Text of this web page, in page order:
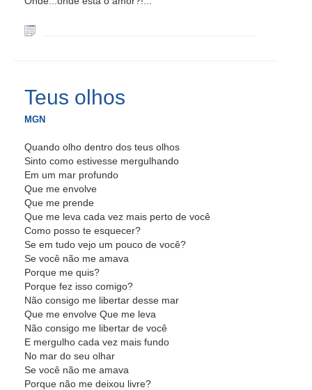
Teus olhos
MGN
Quando olho dentro dos teus olhos
Sinto como estivesse mergulhando
Em um mar profundo
Que me envolve
Que me prende
Que me leva cada vez mais perto de você
Como posso te esquecer?
Se em tudo vejo um pouco de você?
Se você não me amava
Porque me quis?
Porque fez isso comigo?
Não consigo me libertar desse mar
Que me envolve Que me leva
Não consigo me libertar de você
E mergulho cada vez mais fundo
No mar do seu olhar
Se você não me amava
Porque não me deixou livre?